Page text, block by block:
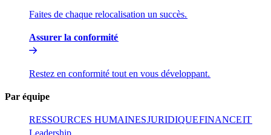
Faites de chaque relocalisation un succès.​​
Assurer la conformité​​
Restez en conformité tout en vous développant.​​
Par équipe​​
RESSOURCES HUMAINES​​JURIDIQUE​​FINANCE​​IT​​
Leadership​​